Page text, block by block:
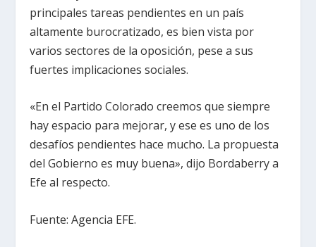
principales tareas pendientes en un país
altamente burocratizado, es bien vista por
varios sectores de la oposición, pese a sus
fuertes implicaciones sociales.
«En el Partido Colorado creemos que siempre
hay espacio para mejorar, y ese es uno de los
desafíos pendientes hace mucho. La propuesta
del Gobierno es muy buena», dijo Bordaberry a
Efe al respecto.
Fuente: Agencia EFE.